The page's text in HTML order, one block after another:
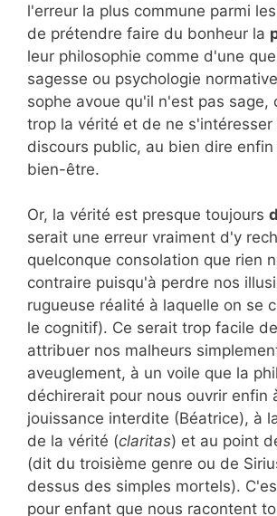
l'erreur la plus commune parmi
de prétendre faire du bonheur la
leur philosophie comme d'une
sagesse ou psychologie
sophe avoue qu'il n'est pas sage,
trop la vérité et de ne s'intéresser
discours public, au bien dire
bien-être.
Or, la vérité est presque toujours
serait une erreur vraiment d'y
quelconque consolation que rien
contraire puisqu'à perdre nos
rugueuse réalité à laquelle on se
le cognitif). Ce serait trop facile
attribuer nos malheurs
aveuglement, à un voile que la
déchirerait pour nous ouvrir enfin
jouissance interdite (Béatrice), à
de la vérité (claritas) et au point
(dit du troisième genre ou de
dessus des simples mortels).
pour enfant que nous racontent